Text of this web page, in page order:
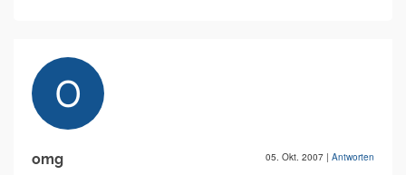
omg 05. Okt. 2007 | Antworten